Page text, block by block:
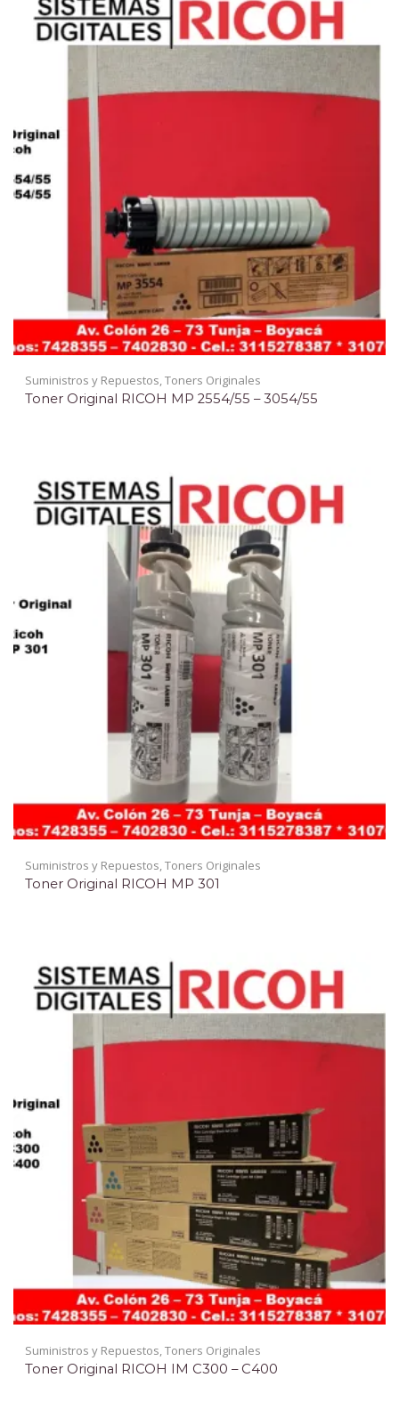
Suministros y Repuestos,Toners Originales
Toner Original RICOH MP 2554/55 – 3054/55
Suministros y Repuestos,Toners Originales
Toner Original RICOH MP 301
Suministros y Repuestos Toners Originales
Toner Original RICOH IM C300 – C400